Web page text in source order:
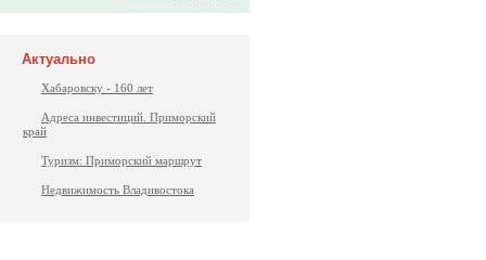
Актуально
Хабаровску - 160 лет
Адреса инвестиций. Приморский
край
Туризм: Приморский маршрут
Недвижимость Владивостока